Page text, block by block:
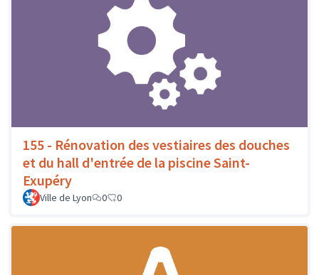
155 - Rénovation des vestiaires des douches
et du hall d'entrée de la piscine Saint-
Exupéry
Ville de Lyon 0 0